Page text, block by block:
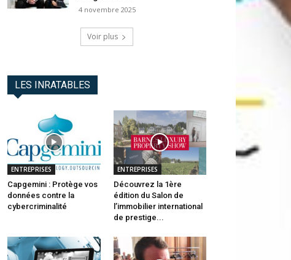
4 novembre 2025
Voir plus
LES INRATABLES
ENTREPRISES
Capgemini : Protège vos
données contre la
cybercriminalité
ENTREPRISES
Découvrez la 1ère
édition du Salon de
l’immobilier international
de prestige...